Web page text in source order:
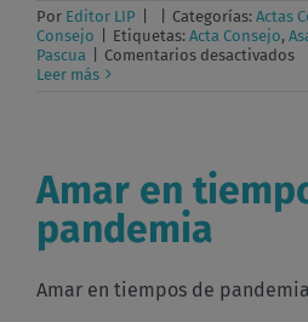
Por Editor LIP Categorías: Actas
Consejo
Etiquetas: Acta Consejo,
Pascua
Comentarios desactivadosen
Leer más
Amar en
pandemia
Amar en tiempos de